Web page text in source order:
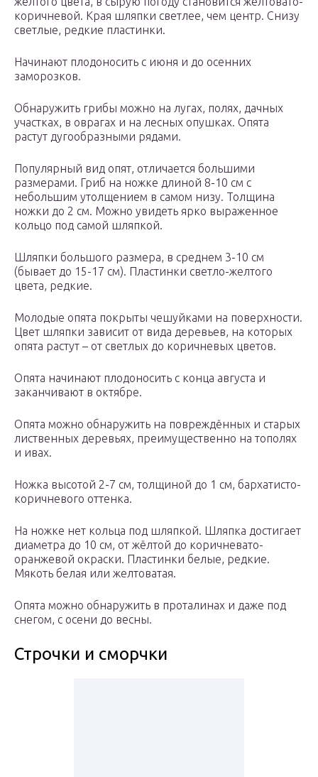
коричневой. Края шляпки светлее, чем центр. Снизу
светлые, редкие пластинки.
Начинают плодоносить с июня и до осенних
заморозков.
Обнаружить грибы можно на лугах, полях, дачных
участках, в оврагах и на лесных опушках. Опята
растут дугообразными рядами.
Популярный вид опят, отличается большими
размерами. Гриб на ножке длиной 8-10 см с
небольшим утолщением в самом низу. Толщина
ножки до 2 см. Можно увидеть ярко выраженное
кольцо под самой шляпкой.
Шляпки большого размера, в среднем 3-10 см
(бывает до 15-17 см). Пластинки светло-желтого
цвета, редкие.
Молодые опята покрыты чешуйками на поверхности.
Цвет шляпки зависит от вида деревьев, на которых
опята растут – от светлых до коричневых цветов.
Опята начинают плодоносить с конца августа и
заканчивают в октябре.
Опята можно обнаружить на повреждённых и старых
лиственных деревьях, преимущественно на тополях
и ивах.
Ножка высотой 2-7 см, толщиной до 1 см, бархатисто-
коричневого оттенка.
На ножке нет кольца под шляпкой. Шляпка достигает
диаметра до 10 см, от жёлтой до коричневато-
оранжевой окраски. Пластинки белые, редкие.
Мякоть белая или желтоватая.
Опята можно обнаружить в проталинах и даже под
снегом, с осени до весны.
Строчки и сморчки